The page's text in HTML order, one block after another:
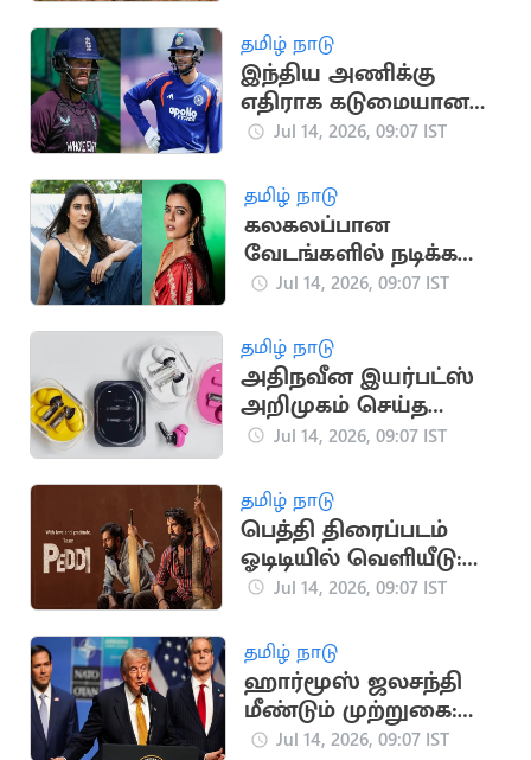
தமிழ் நாடு
இந்திய அணிக்கு
எதிராக கடுமையான
சவால்
டக்கெட்
Jul 14, 2026, 09:07 IST
தமிழ் நாடு
கலகலப்பான
வேடங்களில் நடிக்க
ஆசை -ஐஸ்வர்யா
Jul 14, 2026, 09:07 IST
தமிழ் நாடு
அதிநவீன இயர்பட்ஸ்
அறிமுகம் செய்த
நத்திங்!
Jul 14, 2026, 09:07 IST
தமிழ் நாடு
பெத்தி திரைப்படம்
ஓடிடியில் வெளியீடு:
இயக்குநர் புச்சி பாபு
Jul 14, 2026, 09:07 IST
தமிழ் நாடு
ஹார்மூஸ் ஜலசந்தி
மீண்டும் முற்றுகை:
டிரம்ப் அறிவிப்பால்
Jul 14, 2026, 09:07 IST